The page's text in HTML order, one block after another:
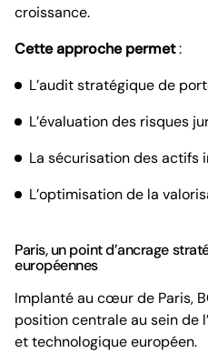
croissance.
Cette approche permet:
L’audit stratégique de
L’évaluation des risques
La sécurisation des actifs
L’optimisation de la
Paris, un point d’ancrage
européennes
Implanté au cœur de Paris,
position centrale au sein de
et technologique européen.